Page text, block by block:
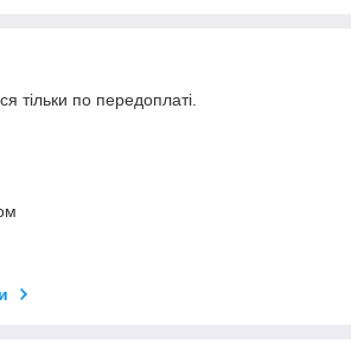
тільки по передоплаті.